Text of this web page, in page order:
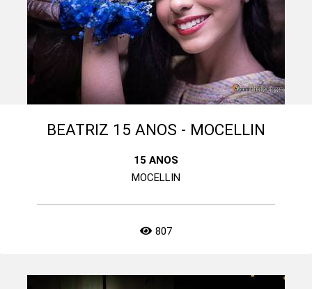
BEATRIZ 15 ANOS - MOCELLIN
15 ANOS
MOCELLIN
807